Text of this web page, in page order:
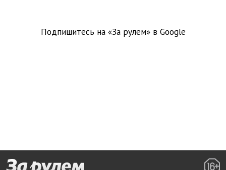
Подпишитесь на «За рулем» в Google